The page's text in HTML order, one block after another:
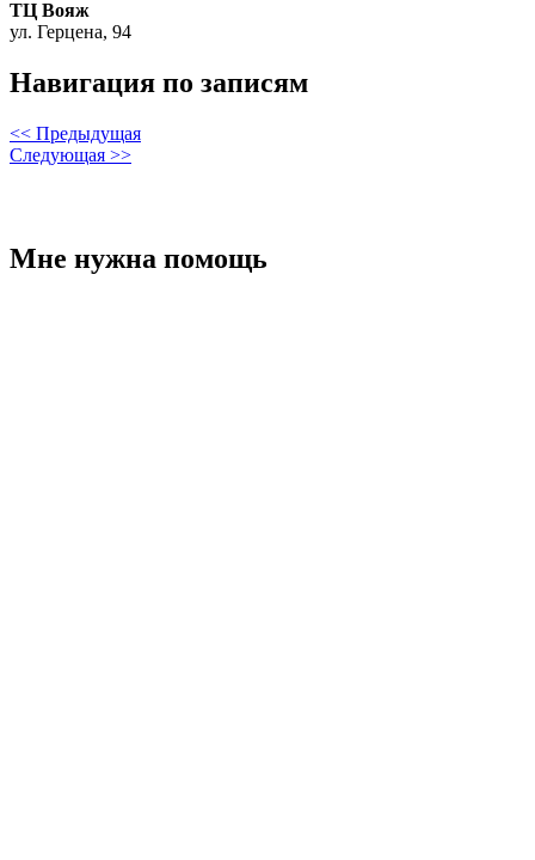
ТЦ Вояж
ул. Герцена, 94
Навигация по записям
<< Предыдущая
Следующая >>
Мне нужна помощь